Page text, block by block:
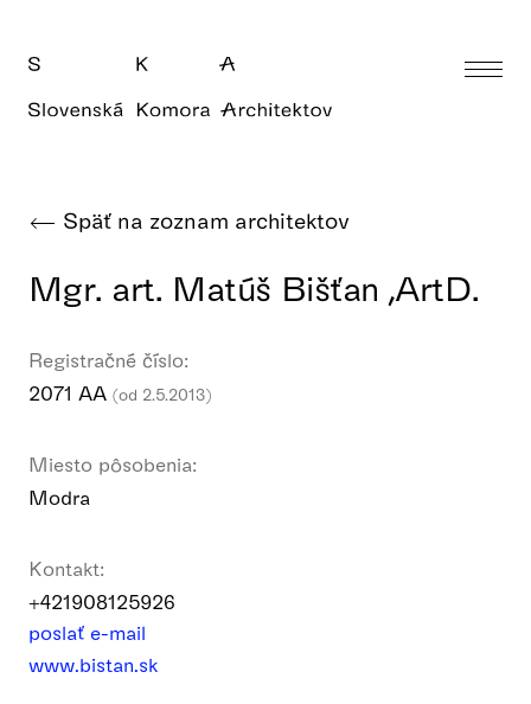
Späť na zoznam architektov
Mgr. art. Matúš Bišťan ,ArtD.
Registračné číslo:
2071 AA (od 2.5.2013)
Miesto pôsobenia:
Modra
Kontakt:
+421908125926
poslať e-mail
www.bistan.sk